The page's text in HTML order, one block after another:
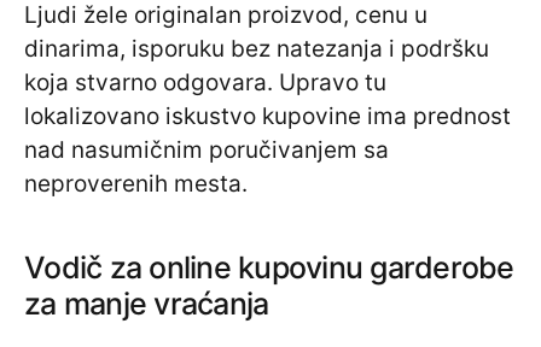
Ljudi žele originalan proizvod, cenu u
dinarima, isporuku bez natezanja i podršku
koja stvarno odgovara. Upravo tu
lokalizovano iskustvo kupovine ima prednost
nad nasumičnim poručivanjem sa
neproverenih mesta.
Vodič za online kupovinu garderobe
za manje vraćanja